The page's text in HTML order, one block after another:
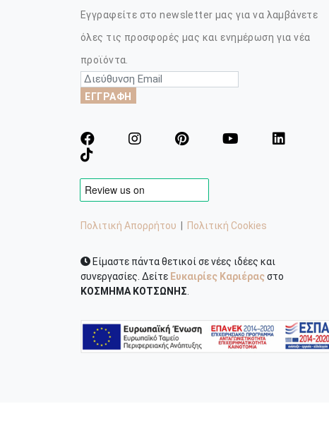
Εγγραφείτε στο newsletter μας για να λαμβάνετε
όλες τις προσφορές μας και ενημέρωση για νέα
προϊόντα.
ΕΓΓΡΑΦΗ
Πολιτική Απορρήτου Πολιτική Cookies
Είμαστε πάντα θετικοί σε νέες ιδέες και
συνεργασίες. Δείτε Ευκαιρίες Καριέραςστο
ΚΟΣΜΗΜΑ ΚΟΤΣΩΝΗΣ